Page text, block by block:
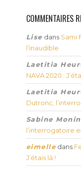
COMMENTAIRES
Lise dans Sami
l’inaudible
Laetitia
NAVA 2020 :
Laetitia
Dutronc,
Sabine Monin
l’interrogatoire
eimelle dans
J’étais là !